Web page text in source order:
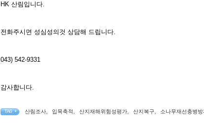
HK 산림입니다.
전화주시면 성심성의것 상담해 드립니다.
043) 542-9331
감사합니다.
TAG • 산림조사 입목축적 산지재해위험성평가 산지복구 소나무재선충병방